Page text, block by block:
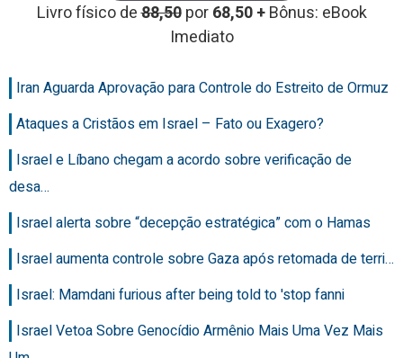
Livro físico de88,50 por68,50 +Bônus: eBook
Imediato
Iran Aguarda Aprovação para Controle do Estreito de Ormuz
Ataques a Cristãos em Israel – Fato ou Exagero?
Israel e Líbano chegam a acordo sobre verificação de
desa…
Israel alerta sobre “decepção estratégica” com o Hamas
Israel aumenta controle sobre Gaza após retomada de terri…
Israel: Mamdani furious after being told to 'stop fanni
Israel Vetoa Sobre Genocídio Armênio Mais Uma Vez Mais